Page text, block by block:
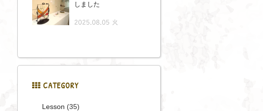
しました
2025.08.05 火
CATEGORY
Lesson (35)